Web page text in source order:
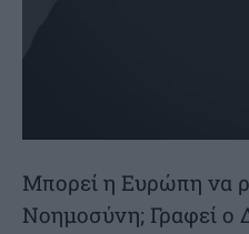
Μπορεί η Ευρώπη να
Νοημοσύνη; Γραφεί ο